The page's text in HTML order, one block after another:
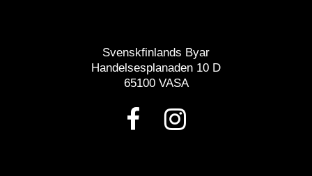
Svenskfinlands Byar
Handelsesplanaden 10 D
65100 VASA